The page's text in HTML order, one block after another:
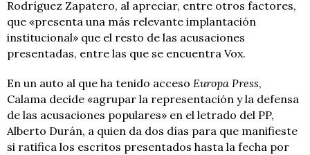
Rodríguez Zapatero, al apreciar, entre otros factores,
que «presenta una más relevante implantación
institucional» que el resto de las acusaciones
presentadas, entre las que se encuentra Vox.
En un auto al que ha tenido acceso Europa Press,
Calama decide «agrupar la representación y la defensa
de las acusaciones populares» en el letrado del PP,
Alberto Durán, a quien da dos días para que manifieste
si ratifica los escritos presentados hasta la fecha por